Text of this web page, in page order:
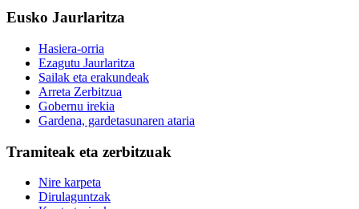
Eusko Jaurlaritza
Hasiera-orria
Ezagutu Jaurlaritza
Sailak eta erakundeak
Arreta Zerbitzua
Gobernu irekia
Gardena, gardetasunaren ataria
Tramiteak eta zerbitzuak
Nire karpeta
Dirulaguntzak